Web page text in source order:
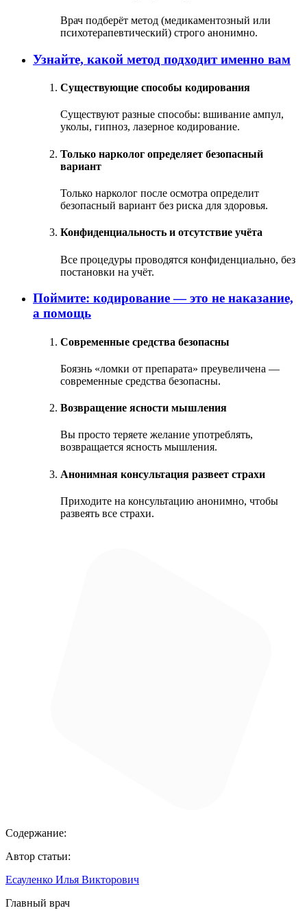
Врач подберёт метод (медикаментозный или
психотерапевтический) строго анонимно.
Узнайте, какой метод подходит именно вам
Существующие способы кодирования
Существуют разные способы: вшивание ампул,
уколы, гипноз, лазерное кодирование.
Только нарколог определяет безопасный
вариант
Только нарколог после осмотра определит
безопасный вариант без риска для здоровья.
Конфиденциальность и отсутствие учёта
Все процедуры проводятся конфиденциально, без
постановки на учёт.
Поймите: кодирование — это не наказание,
а помощь
Современные средства безопасны
Боязнь «ломки от препарата» преувеличена —
современные средства безопасны.
Возвращение ясности мышления
Вы просто теряете желание употреблять,
возвращается ясность мышления.
Анонимная консультация развеет страхи
Приходите на консультацию анонимно, чтобы
развеять все страхи.
Содержание:
Автор статьи:
Есауленко Илья Викторович
Главный врач